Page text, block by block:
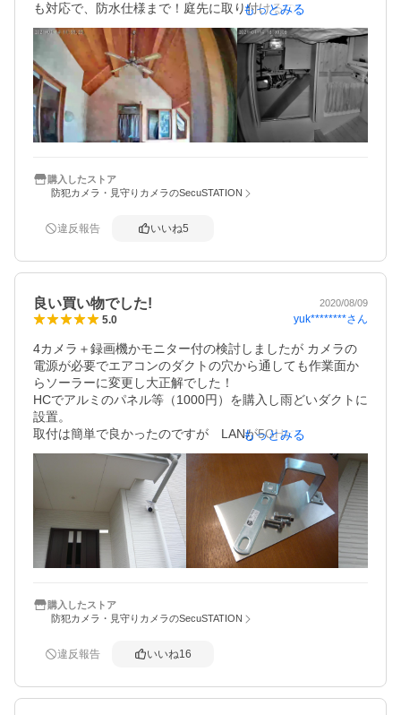
も対応で、防水仕様まで！庭先に取り付けるのに配線も電
源も不要で、庭から玄関まで監視できるのは入門モデルに
良さげと考えて購入。
ブラックは在庫切れで時間がかかると思ったら翌日に発送
され翌々日には到着♪その後 SDカードのフォーマットや、
アプリを介してスマホとカメラの接続など、度々行き詰ま
り問合せしつつショップの担当さんの丁寧な回答に助けら
れ、無事に接続完了！
一先ず作動させた感じで検知感度は高い。画像も解像度抜
そう)なら十分識別できるし、タイムスタンプが自動で標準
時になっていたので手間が省けた。日没後カーテンを閉め
現時点では期待通りの満足度なので、経過使用してみて問
いです。
もっとみる
購入したストア
防犯カメラ・見守りカメラのSecuSTATION
違反報告 いいね5
良い買い物でした! 2020/08/09
5.0 yuk********さん
4カメラ＋録画機かモニター付の検討しましたが カメラの
電源が必要でエアコンのダクトの穴から通しても作業面か
らソーラーに変更し大正解でした！
HCでアルミのパネル等（1000円）を購入し雨どいダクトに
設置。
取付は簡単で良かったのですが　LANが5GHzであった為
使い古しで保管してた2.4GHzLANをルータから2系統LAN
し解消しました。（相互の干渉もなし）
★SC-TR82を購入して良かった点
・お客様サポートあり　購入前の相談も丁寧に答えて頂
き安心して購入できると感じました。
・商品の到着が早い！（上記と併せてショップの信頼感
あり）
・日本語の説明書で簡単に設定が出来ること。
・作りもアルミダイキャスト？しっかりしています。
・メモリもSDカードがいっぱいになると書き換えするこ
★SC-TR82を購入して悪かった点
★SC-TR82の改善点
もっとみる
購入したストア
防犯カメラ・見守りカメラのSecuSTATION
違反報告 いいね16